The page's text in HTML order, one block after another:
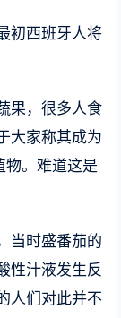
初西班牙人将
果，很多人食
大家称其成为
物。难道这是
当时盛番茄的
性汁液发生反
人们对此并不